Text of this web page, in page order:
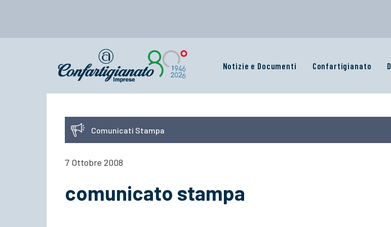
Notizie e Documenti Confartigianato
Comunicati Stampa
7 Ottobre 2008
comunicato stampa